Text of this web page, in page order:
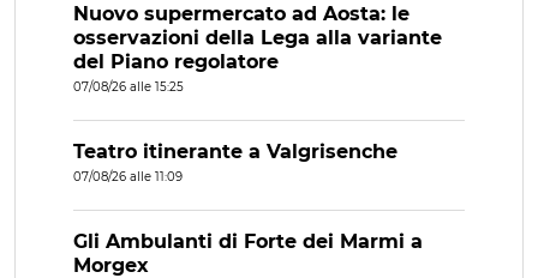
Nuovo supermercato ad Aosta: le
osservazioni della Lega alla variante
del Piano regolatore
07/08/26 alle 15:25
Teatro itinerante a Valgrisenche
07/08/26 alle 11:09
Gli Ambulanti di Forte dei Marmi a
Morgex